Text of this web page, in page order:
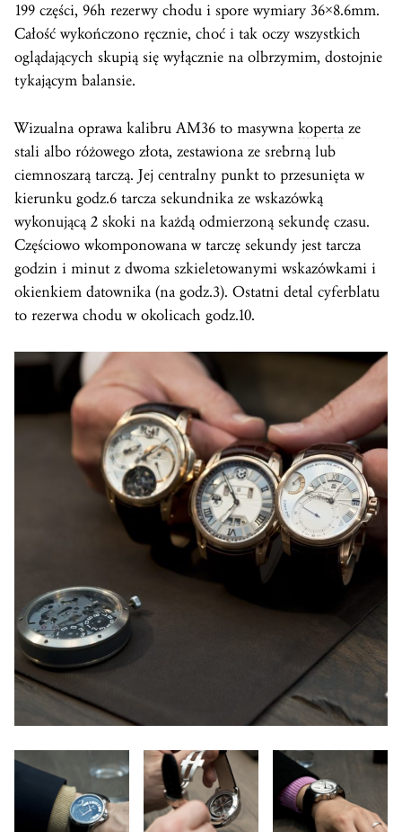
199 części, 96h rezerwy chodu i spore wymiary 36×8.6mm.
Całość wykończono ręcznie, choć i tak oczy wszystkich
oglądających skupią się wyłącznie na olbrzymim, dostojnie
tykającym balansie.
Wizualna oprawa kalibru AM36 to masywna koperta ze
stali albo różowego złota, zestawiona ze srebrną lub
ciemnoszarą tarczą. Jej centralny punkt to przesunięta w
kierunku godz.6 tarcza sekundnika ze wskazówką
wykonującą 2 skoki na każdą odmierzoną sekundę czasu.
Częściowo wkomponowana w tarczę sekundy jest tarcza
godzin i minut z dwoma szkieletowanymi wskazówkami i
okienkiem datownika (na godz.3). Ostatni detal cyferblatu
to rezerwa chodu w okolicach godz.10.